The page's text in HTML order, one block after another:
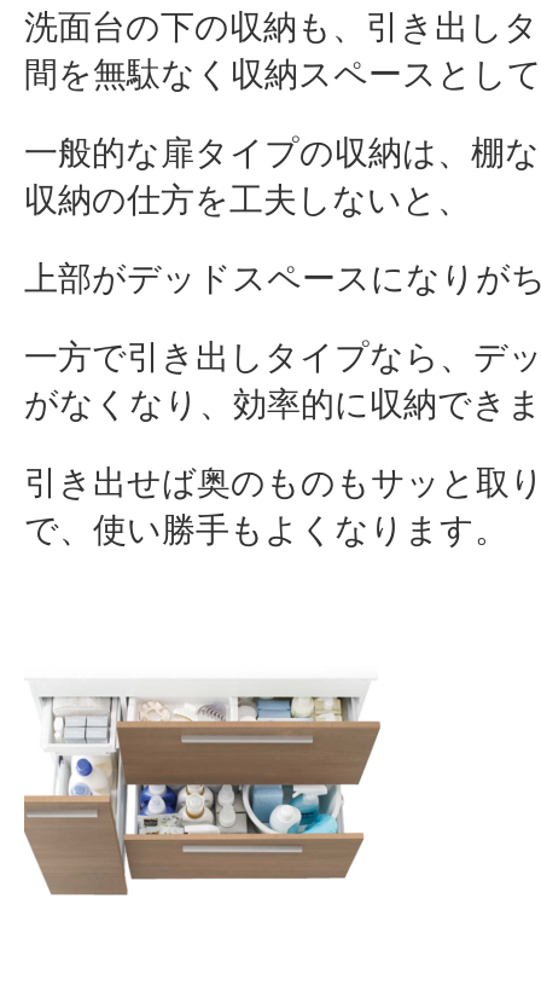
洗面台の下の収納も、引き出し
間を無駄なく収納スペースとし
一般的な扉タイプの収納は、棚
収納の仕方を工夫しないと、
上部がデッドスペースになりが
一方で引き出しタイプなら、デ
がなくなり、効率的に収納でき
引き出せば奥のものもサッと取
で、使い勝手もよくなります。